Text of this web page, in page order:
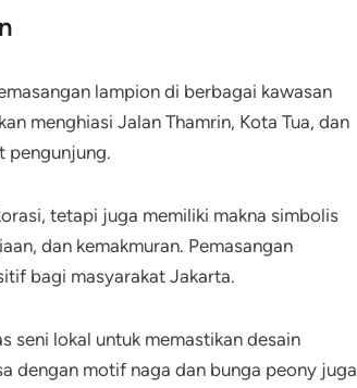
lampion di berbagai kawasan
menghiasi Jalan Thamrin, Kota Tua, dan
pengunjung.
tetapi juga memiliki makna simbolis
dan kemakmuran. Pemasangan
bagi masyarakat Jakarta.
seni lokal untuk memastikan desain
dengan motif naga dan bunga peony juga